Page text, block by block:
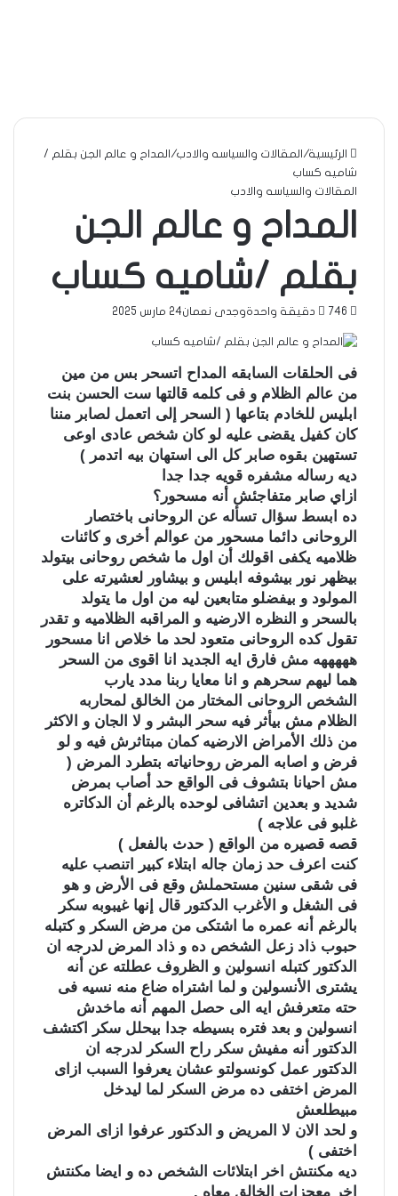
الرئيسية/ المقالات والسياسه والادب/ المداح و عالم الجن بقلم /
شاميه كساب
المقالات والسياسه والادب
المداح و عالم الجن
بقلم /شاميه كساب
وجدى نعمان24 مارس 2025 دقيقة واحدة
فى الحلقات السابقه المداح اتسحر بس من مين
من عالم الظلام و فى كلمه قالتها ست الحسن بنت
ابليس للخادم بتاعها ( السحر إلى اتعمل لصابر مننا
كان كفيل يقضى عليه لو كان شخص عادى اوعى
تستهين بقوه صابر كل الى استهان بيه اتدمر )
ديه رساله مشفره قويه جدا جدا
ازاي صابر متفاجئش أنه مسحور؟
ده ابسط سؤال تسأله عن الروحانى باختصار
الروحانى دائما مسحور من عوالم أخرى و كائنات
ظلاميه يكفى اقولك أن اول ما شخص روحانى بيتولد
بيظهر نور بيشوفه ابليس و بيشاور لعشيرته على
المولود و بيفضلو متابعين ليه من اول ما يتولد
بالسحر و النظره الارضيه و المراقبه الظلاميه و تقدر
تقول كده الروحانى متعود لحد ما خلاص انا مسحور
هههههه مش فارق ايه الجديد انا اقوى من السحر
هما ليهم سحرهم و انا معايا ربنا مدد يارب
الشخص الروحانى المختار من الخالق لمحاربه
الظلام مش بيأثر فيه سحر البشر و لا الجان و الاكثر
من ذلك الأمراض الارضيه كمان مبتاثرش فيه و لو
فرض و اصابه المرض روحانياته بتطرد المرض (
مش احيانا بتشوف فى الواقع حد أصاب بمرض
شديد و بعدين اتشافى لوحده بالرغم أن الدكاتره
غلبو فى علاجه )
قصه قصيره من الواقع ( حدث بالفعل )
كنت اعرف حد زمان جاله ابتلاء كبير اتنصب عليه
فى شقى سنين مستحملش وقع فى الأرض و هو
فى الشغل و الأغرب الدكتور قال إنها غيبوبه سكر
بالرغم أنه عمره ما اشتكى من مرض السكر و كتبله
حبوب ذاد زعل الشخص ده و ذاد المرض لدرجه ان
الدكتور كتبله انسولين و الظروف عطلته عن أنه
يشترى الأنسولين و لما اشتراه ضاع منه نسيه فى
حته متعرفش ايه الى حصل المهم أنه ماخدش
انسولين و بعد فتره بسيطه جدا بيحلل سكر اكتشف
الدكتور أنه مفيش سكر راح السكر لدرجه ان
الدكتور عمل كونسولتو عشان يعرفوا السبب ازاى
المرض اختفى ده مرض السكر لما ليدخل
مبيطلعش
و لحد الان لا المريض و الدكتور عرفوا ازاى المرض
اختفى )
ديه مكنتش اخر ابتلائات الشخص ده و ايضا مكنتش
اخر معجزات الخالق معاه .